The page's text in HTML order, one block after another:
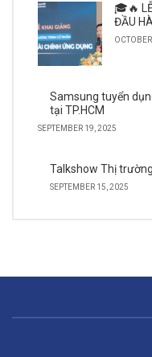
🎓🔥
ĐẦU
Samsung tuyển
tại TP.HCM
SEPTEMBER 19, 2025
Talkshow Thị
SEPTEMBER 15, 2025